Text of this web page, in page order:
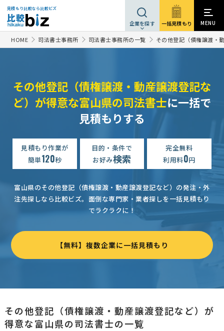
見積もり比較なら比較ビズ
企業を探す 一括見積もり MENU
HOME 司法書士事務所 司法書士事務所の一覧 その他登記（債権譲渡・
その他登記（債権譲渡・動産譲渡登記な
ど）が得意な富山県の司法書士に一括で
見積もりする
見積もり作業が
簡単120秒
目的・条件で
お好み検索
完全無料
利用料0円
富山県のその他登記（債権譲渡・動産譲渡登記など）の発注・外
注先探しなら比較ビズ。 面倒な専門家・業者探しを一括見積もり
でラクラクに！
【無料】複数企業に一括見積もり
その他登記（債権譲渡・動産譲渡登記など）が
得意な富山県の司法書士の一覧